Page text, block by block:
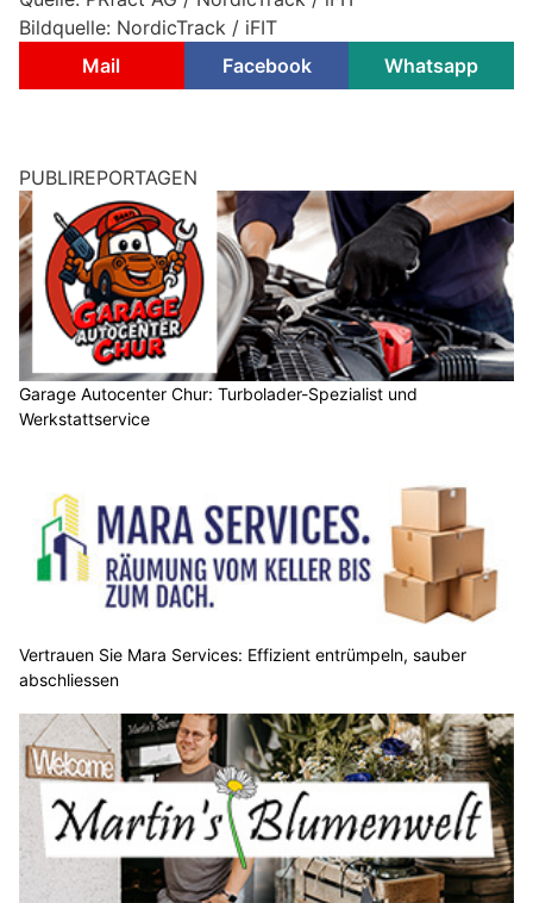
Bildquelle: NordicTrack / iFIT
Mail
Facebook Whatsapp
PUBLIREPORTAGEN
Garage Autocenter Chur: Turbolader-Spezialist und
Werkstattservice
Vertrauen Sie Mara Services: Effizient entrümpeln, sauber
abschliessen